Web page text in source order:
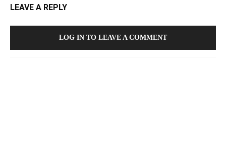
LEAVE A REPLY
LOG IN TO LEAVE A COMMENT